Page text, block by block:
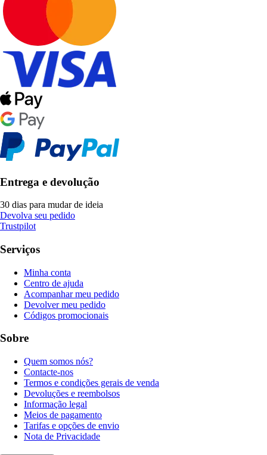
Entrega e devolução
30 dias para mudar de ideia
Devolva seu pedido
Trustpilot
Serviços
Minha conta
Centro de ajuda
Acompanhar meu pedido
Devolver meu pedido
Códigos promocionais
Sobre
Quem somos nós?
Contacte-nos
Termos e condições gerais de venda
Devoluções e reembolsos
Informação legal
Meios de pagamento
Tarifas e opções de envio
Nota de Privacidade